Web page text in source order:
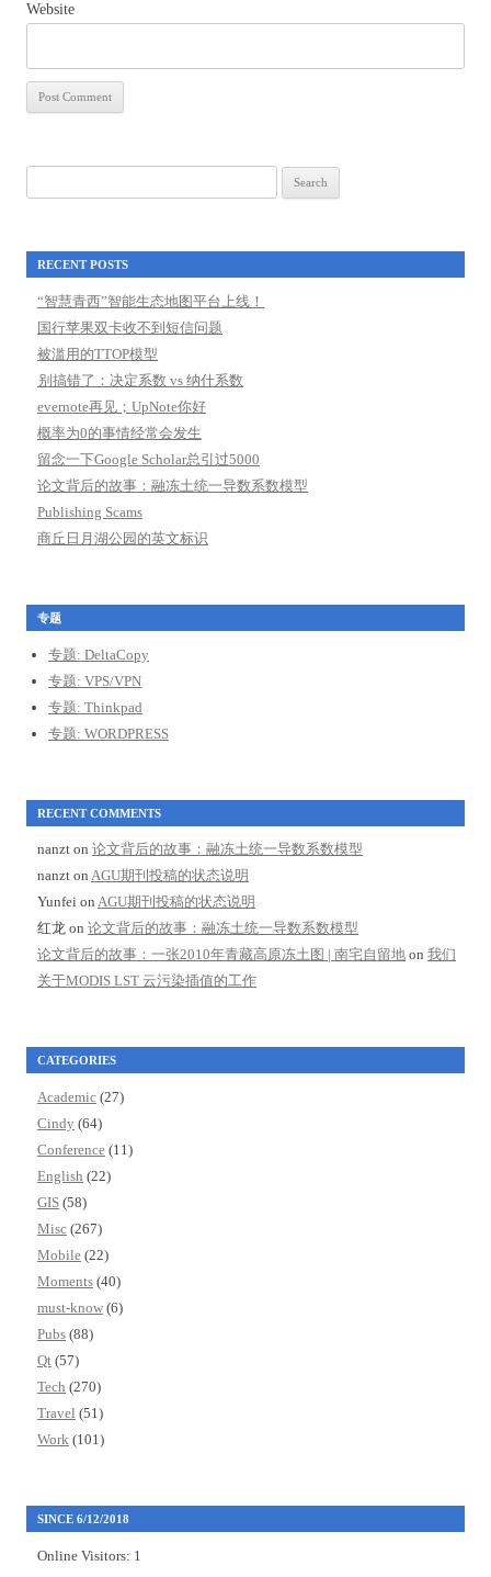
Website
for:
RECENT POSTS
“智慧青西”智能生态地图平台上线！
国行苹果双卡收不到短信问题
被滥用的TTOP模型
别搞错了：决定系数 vs 纳什系数
evernote再见；UpNote你好
概率为0的事情经常会发生
留念一下Google Scholar总引过5000
论文背后的故事：融冻土统一导数系数模型
Publishing Scams
商丘日月湖公园的英文标识
专题
专题: DeltaCopy
专题: VPS/VPN
专题: Thinkpad
专题: WORDPRESS
RECENT COMMENTS
nanzt on 论文背后的故事：融冻土统一导数系数模型
nanzt on AGU期刊投稿的状态说明
Yunfei on AGU期刊投稿的状态说明
红龙 on 论文背后的故事：融冻土统一导数系数模型
论文背后的故事：一张2010年青藏高原冻土图 | 南宅自留地 on 我们
关于MODIS LST 云污染插值的工作
CATEGORIES
Academic (27)
Cindy (64)
Conference (11)
English (22)
GIS (58)
Misc (267)
Mobile (22)
Moments (40)
must-know (6)
Pubs (88)
Qt (57)
Tech (270)
Travel (51)
Work (101)
SINCE 6/12/2018
Online Visitors: 1